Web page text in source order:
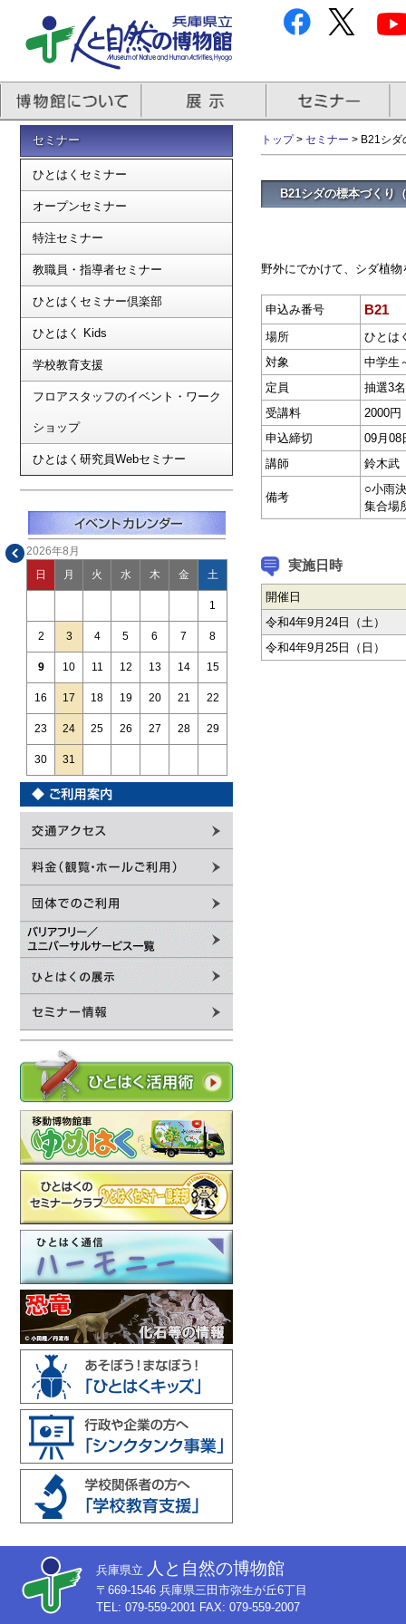
セミナー
ひとはくセミナー
オープンセミナー
特注セミナー
教職員・指導者セミナー
ひとはくセミナー倶楽部
ひとはく Kids
学校教育支援
フロアスタッフのイベント・ワーク
ショップ
ひとはく研究員Webセミナー
2026年8月
日 月 火 水 木 金 土
1
2 3 4 5 6 7 8
9 10 11 12 13 14 15
16 17 18 19 20 21 22
23 24 25 26 27 28 29
30 31
トップ> セミナー > B21シダ
B21シダの標本づくり
野外にでかけて、シダ植
申込み番号 B21
場所
ひとは
対象
中学生
定員
抽選3名
受講料
2000円
申込締切
09月08
講師
鈴木武
備考
○小雨
集合場
実施日時
開催日
令和4年9月24日（土）
令和4年9月25日（日）
兵庫県立 人と自然の博物館
〒669-1546 兵庫県三田市弥生が丘6丁目
TEL: 079-559-2001 FAX: 079-559-2007